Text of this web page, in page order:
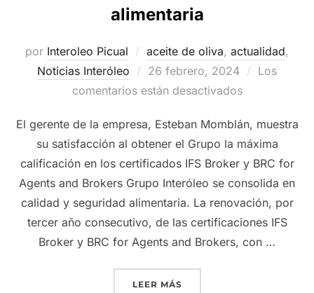
alimentaria
por Interoleo Picual aceite de oliva, actualidad,
Noticias Interóleo
Publicado
el
26 febrero, 2024
Los
comentarios están desactivados
El gerente de la empresa, Esteban Momblán, muestra
su satisfacción al obtener el Grupo la máxima
calificación en los certificados IFS Broker y BRC for
Agents and Brokers Grupo Interóleo se consolida en
calidad y seguridad alimentaria. La renovación, por
tercer año consecutivo, de las certificaciones IFS
Broker y BRC for Agents and Brokers, con …
LEER MÁS«GRUPO INTERÓLEO